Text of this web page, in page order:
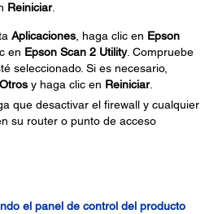
Reiniciar.
Aplicaciones , haga clic en Epson
en Epson Scan 2 Utility. Compruebe
seleccionado. Si es necesario,
Otros y haga clic en Reiniciar.
que desactivar el firewall y cualquier
su router o punto de acceso
el panel de control del producto